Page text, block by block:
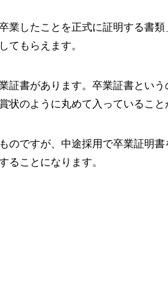
業したことを正式に証明する書
てもらえます。
証書があります。卒業証書とい
状のように丸めて入っていること
のですが、中途採用で卒業証明
ることになります。